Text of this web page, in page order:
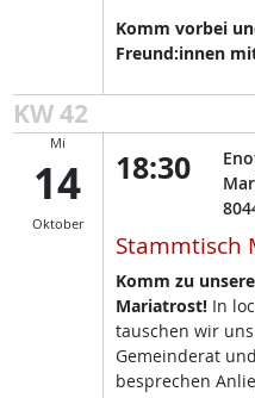
Komm vorbei
Freund:innen
KW 42
Mi
14
Oktober
18:30
Stammtisch
Komm zu
Mariatrost! In
tauschen wir
Gemeinderat
besprechen